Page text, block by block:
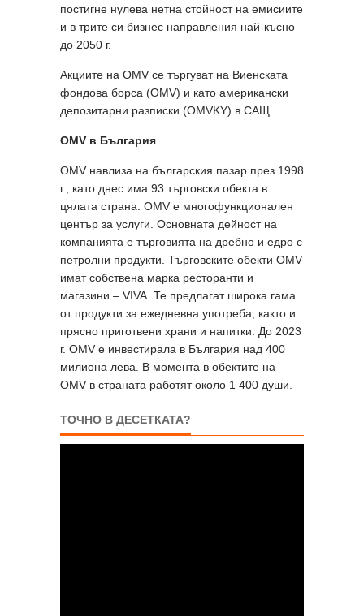
постигне нулева нетна стойност на емисиите
и в трите си бизнес направления най-късно
до 2050 г.
Акциите на OMV се търгуват на Виенската
фондова борса (OMV) и като американски
депозитарни разписки (OMVKY) в САЩ.
OMV в България
OMV навлиза на българския пазар през 1998
г., като днес има 93 търговски обекта в
цялата страна. OMV е многофункционален
център за услуги. Основната дейност на
компанията е търговията на дребно и едро с
петролни продукти. Търговските обекти OMV
имат собствена марка ресторанти и
магазини – VIVA. Те предлагат широка гама
от продукти за ежедневна употреба, както и
прясно приготвени храни и напитки. До 2023
г. OMV е инвестирала в България над 400
милиона лева. В момента в обектите на
OMV в страната работят около 1 400 души.
ТОЧНО В ДЕСЕТКАТА?